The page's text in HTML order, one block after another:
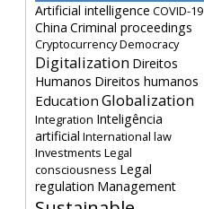
Artificial intelligence COVID-19
China Criminal proceedings
CryptocurrencyDemocracy
Digitalization Direitos
Humanos Direitos humanos
Education Globalization
Integration Inteligência
artificial International law
Investments Legal
consciousness Legal
regulation Management